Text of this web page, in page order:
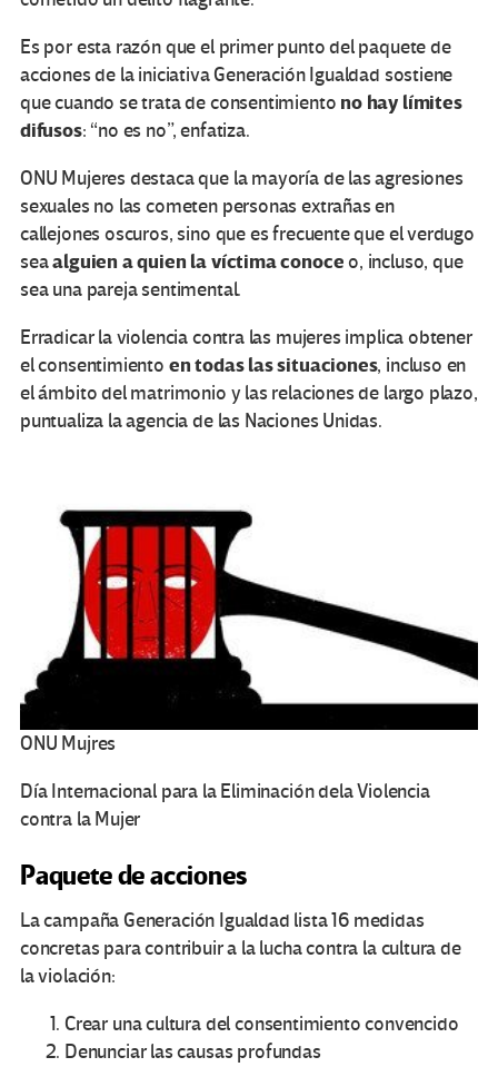
Es por esta razón que el primer punto del paquete de
acciones de la iniciativa Generación Igualdad sostiene
que cuando se trata de consentimiento no hay límites
difusos: “no es no”, enfatiza.
ONU Mujeres destaca que la mayoría de las agresiones
sexuales no las cometen personas extrañas en
callejones oscuros, sino que es frecuente que el verdugo
seaalguien a quien la víctima conoceo, incluso, que
sea una pareja sentimental.
Erradicar la violencia contra las mujeres implica obtener
el consentimiento en todas las situaciones, incluso en
el ámbito del matrimonio y las relaciones de largo plazo,
puntualiza la agencia de las Naciones Unidas.
ONU Mujres
Día Internacional para la Eliminación dela Violencia
contra la Mujer
Paquete de acciones
La campaña Generación Igualdad lista 16 medidas
concretas para contribuir a la lucha contra la cultura de
la violación:
Crear una cultura del consentimiento convencido
Denunciar las causas profundas